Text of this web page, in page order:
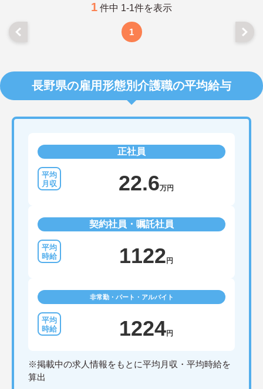
1 件中 1-1件を表示
1
長野県の雇用形態別介護職の平均給与
正社員
22.6万円
契約社員・嘱託社員
1122 円
非常勤・パート・アルバイト
1224円
※掲載中の求人情報をもとに平均月収・平均時給を
算出